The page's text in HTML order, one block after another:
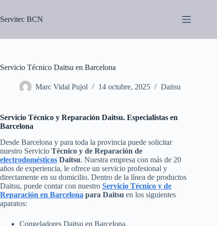
contenido
Servitec BCN
Servicio Técnico Daitsu en Barcelona
Marc Vidal Pujol 14 octubre, 2025 Daitsu
Servicio Técnico y Reparación Daitsu. Especialistas en
Barcelona
Desde Barcelona y para toda la provincia puede solicitar
nuestro Servicio Técnico y de Reparación de
electrodomésticos Daitsu. Nuestra empresa con más de 20
años de experiencia, le ofrece un servicio profesional y
directamente en su domicilio. Dentro de la línea de productos
Daitsu, puede contar con nuestro Servicio Técnico y de
Reparación en Barcelona para Daitsu en los siguientes
aparatos:
Congeladores Daitsu en Barcelona.